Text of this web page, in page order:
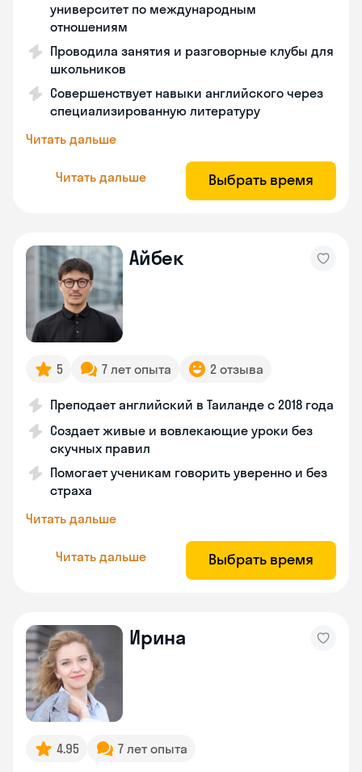
университет по международным
отношениям
Проводила занятия и разговорные клубы для
школьников
Совершенствует навыки английского через
специализированную литературу
Читать дальше
Читать дальше Выбрать время
Айбек
5 7 лет опыта 2 отзыва
Преподает английский в Таиланде с 2018 года
Создает живые и вовлекающие уроки без
скучных правил
Помогает ученикам говорить уверенно и без
страха
Читать дальше
Читать дальше Выбрать время
Ирина
4.95 7 лет опыта